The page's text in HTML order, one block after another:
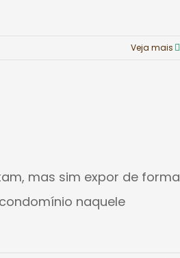
Veja mais
mas sim expor de forma
naquele